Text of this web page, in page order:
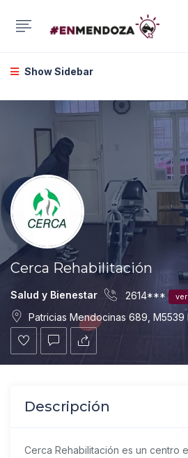
Show Sidebar
Cerca Rehabilitación
Salud y Bienestar 2614*** ver
Patricias Mendocinas 689, M5539
Descripción
Cerca Rehabilitación es un centro